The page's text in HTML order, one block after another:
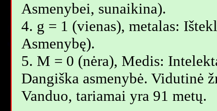
Asmenybei, sunaikina).
4. g = 1 (vienas), metalas:
Asmenybę).
5. M = 0 (nėra), Medis:
Dangiška asmenybė. Vidutinė
Vanduo, tariamai yra 91 metų.